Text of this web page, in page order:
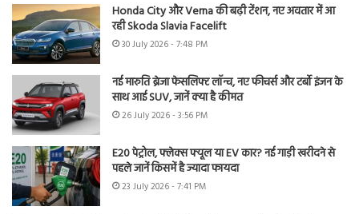
Honda City और Verna की बढ़ी टेंशन, नए अवतार में आ
रही Skoda Slavia Facelift
30 July 2026 - 7:48 PM
नई मारुति ब्रेजा फेसलिफ्ट लॉन्च, नए फीचर्स और टर्बो इंजन के
साथ आई SUV, जानें क्या है कीमत
26 July 2026 - 3:56 PM
E20 पेट्रोल, फ्लेक्स फ्यूल या EV कार? नई गाड़ी खरीदने से
पहले जानें किसमें है ज्यादा फायदा
23 July 2026 - 7:41 PM